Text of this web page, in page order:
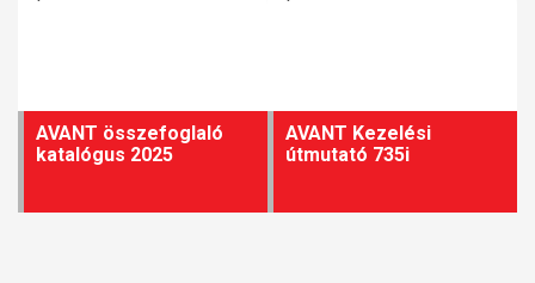
AVANT összefoglaló
katalógus 2025
AVANT Kezelési
útmutató 735i